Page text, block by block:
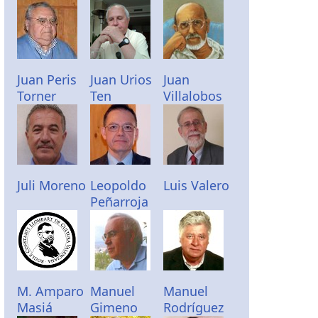
Juan Peris
Torner
Juan Urios
Ten
Juan
Villalobos
Juli Moreno Leopoldo
Peñarroja
Luis Valero
M. Amparo
Masiá
Manuel
Gimeno
Manuel
Rodríguez